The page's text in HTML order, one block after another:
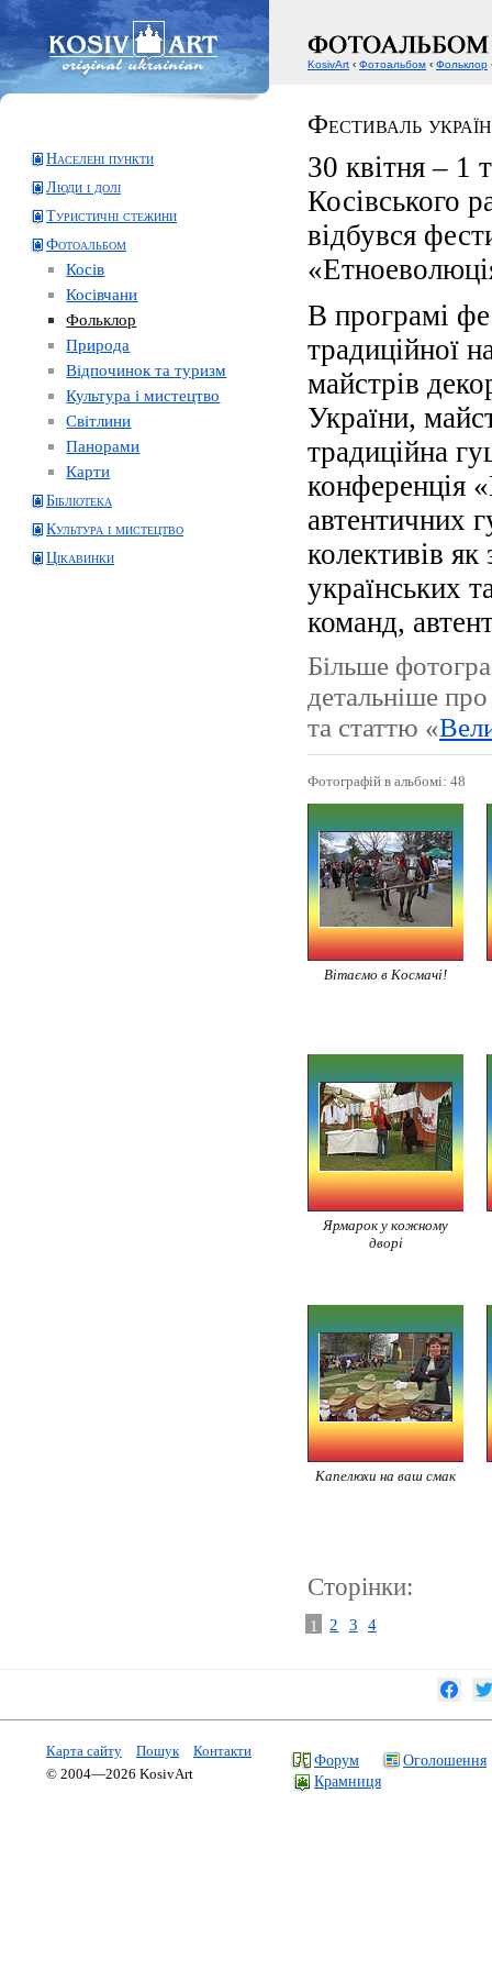
Фестиваль
Населені пункти
Люди і долі
Туристичні стежини
Фотоальбом
Косів
Косівчани
Фольклор
Природа
Відпочинок та туризм
Культура і мистецтво
Світлини
Панорами
Карти
Бібліотека
Культура і мистецтво
Цікавинки
30 квiтня – 1
Косівського
відбувся
В програмі
традиційної
майстрів
України,
традиційна
конференція
автентичних
колективів
українських
команд,
Більше
детальніше
та статтю «
Фотографій в альбомі: 48
Вітаємо в Космачі!
Ярмарок у кожному
дворі
Капелюхи на ваш смак
Сторінки:
1 2 3 4
KosivArt ‹ Фотоальбом ‹ Фольклор
Карта сайту Пошук
Контакти
© 2004—2026 KosivArt
Форум
Оголошення
Крамниця